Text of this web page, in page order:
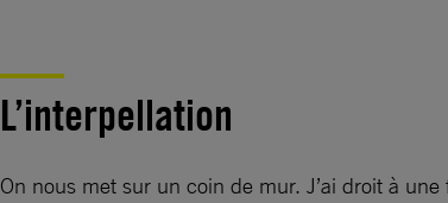
L’interpellation
On nous met sur un coin de mur. J’ai droit à